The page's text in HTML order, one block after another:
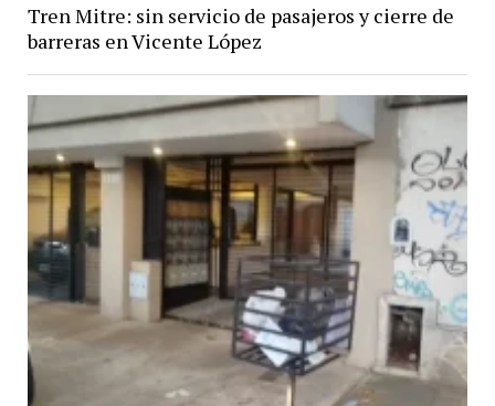
Tren Mitre: sin servicio de pasajeros y cierre de
barreras en Vicente López